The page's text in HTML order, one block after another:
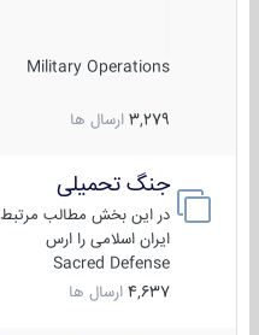
Military Operations
3,279 ارسال ها
جنگ تحمیلی
در این بخش مطالب
ایران اسلامی را ارس
Sacred Defense
4,637 ارسال ها